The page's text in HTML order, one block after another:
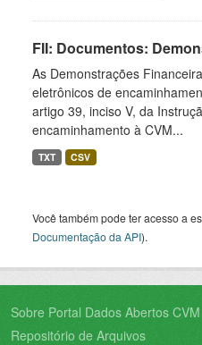
FII: Documentos:
As Demonstrações
eletrônicos de
artigo 39, inciso V, da
encaminhamento à CVM...
TXT CSV
Você também pode ter acesso a
Documentação da API).
Sobre Portal Dados Abertos CVM
Repositório de Arquivos